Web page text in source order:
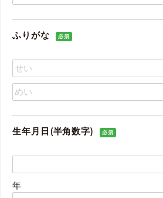
ふりがな 必須
生年月日(半角数字) 必須
年